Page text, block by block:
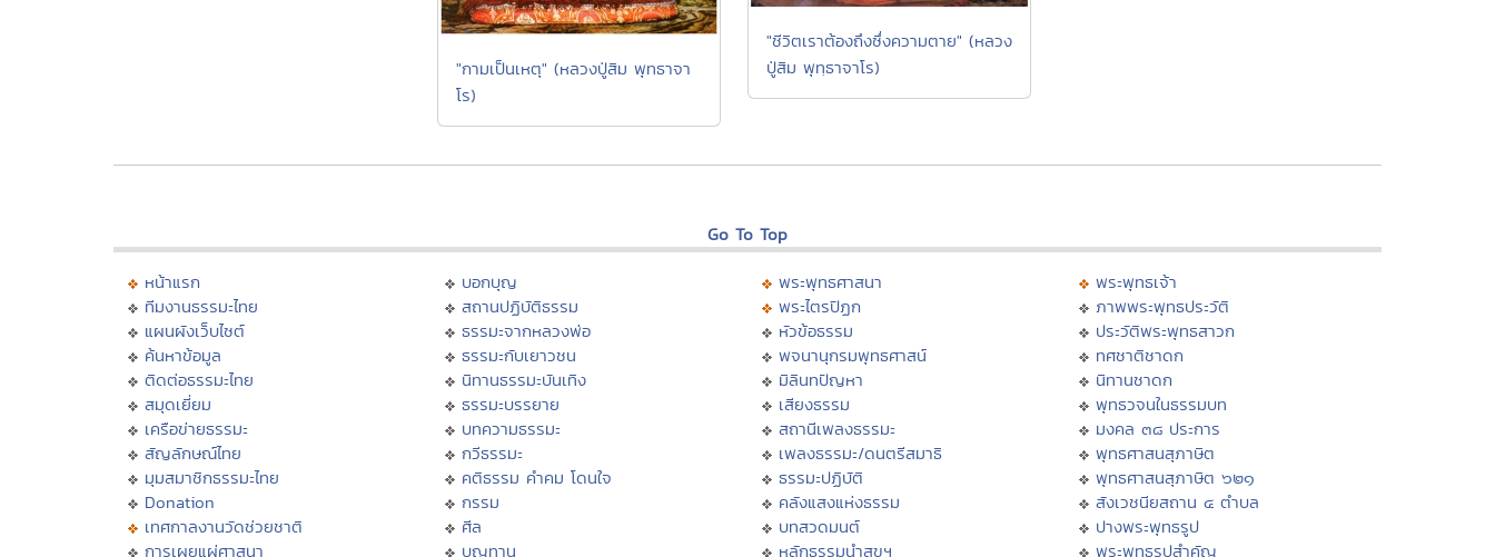
"กามเป็นเหตุ" (หลวงปู่สิม พุทธาจา
โร)
"ชีวิตเราต้องถึงซึ่งความตาย" (หลวง
ปู่สิม พุทฺธาจาโร)
Go To Top
หน้าแรก
ทีมงานธรรมะไทย
แผนผังเว็บไซต์
ค้นหาข้อมูล
ติดต่อธรรมะไทย
สมุดเยี่ยม
เครือข่ายธรรมะ
สัญลักษณ์ไทย
มุมสมาชิกธรรมะไทย
Donation
เทศกาลงานวัดช่วยชาติ
การเผยแผ่ศาสนา
บอกบุญ
สถานปฏิบัติธรรม
ธรรมะจากหลวงพ่อ
ธรรมะกับเยาวชน
นิทานธรรมะบันเทิง
ธรรมะบรรยาย
บทความธรรมะ
กวีธรรมะ
คติธรรม คำคม โดนใจ
กรรม
ศีล
บุญทาน
พระพุทธศาสนา
พระไตรปิฏก
หัวข้อธรรม
พจนานุกรมพุทธศาสน์
มิลินทปัญหา
เสียงธรรม
สถานีเพลงธรรมะ
เพลงธรรมะ/ดนตรีสมาธิ
ธรรมะปฏิบัติ
คลังแสงแห่งธรรม
บทสวดมนต์
หลักธรรมนำสุขฯ
พระพุทธเจ้า
ภาพพระพุทธประวัติ
ประวัติพระพุทธสาวก
ทศชาติชาดก
นิทานชาดก
พุทธวจนในธรรมบท
มงคล ๓๘ ประการ
พุทธศาสนสุภาษิต
พุทธศาสนสุภาษิต ๖๒๑
สังเวชนียสถาน ๔ ตำบล
ปางพระพุทธรูป
พระพุทธรูปสำคัญ